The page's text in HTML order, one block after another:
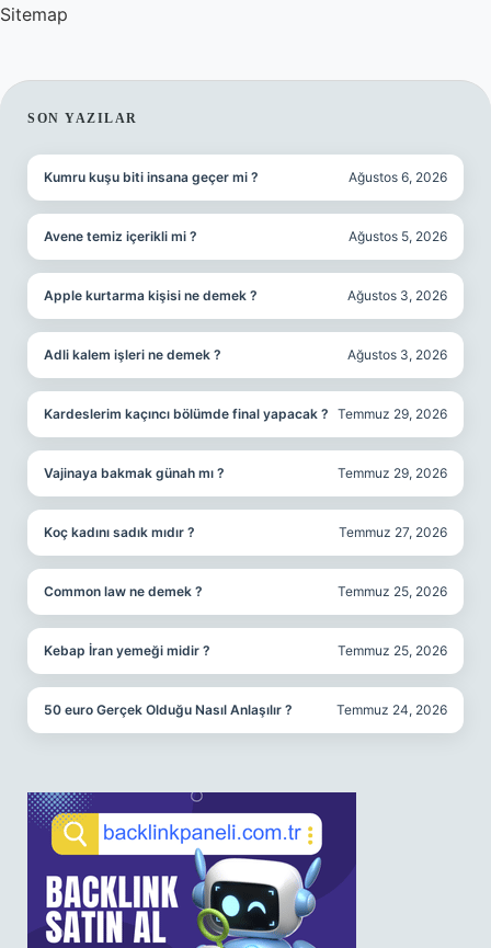
Sitemap
SIDEBAR
SON YAZILAR
Kumru kuşu biti insana geçer mi ? Ağustos 6, 2026
Avene temiz içerikli mi ? Ağustos 5, 2026
Apple kurtarma kişisi ne demek ? Ağustos 3, 2026
Adli kalem işleri ne demek ? Ağustos 3, 2026
Kardeslerim kaçıncı bölümde final yapacak ? Temmuz 29, 2026
Vajinaya bakmak günah mı ? Temmuz 29, 2026
Koç kadını sadık mıdır ? Temmuz 27, 2026
Common law ne demek ? Temmuz 25, 2026
Kebap İran yemeği midir ? Temmuz 25, 2026
50 euro Gerçek Olduğu Nasıl Anlaşılır ? Temmuz 24, 2026